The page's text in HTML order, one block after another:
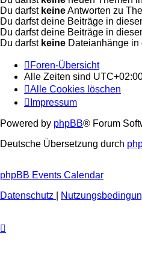
Du darfst keineAntworten zu
Du darfst deine Beiträge in
Du darfst deine Beiträge in
Du darfst keine Dateianhänge in
Foren-Übersicht
Alle Zeiten sind
Alle Cookies löschen
Impressum
Powered by phpBB® Forum
Deutsche Übersetzung durch
phpBB Events Calendar
Datenschutz